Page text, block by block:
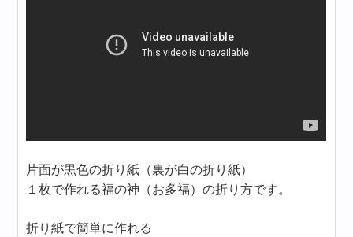
片面が黒色の折り紙（裏が白の折り紙）
１枚で作れる福の神（お多福）の折り方です。
折り紙で簡単に作れる